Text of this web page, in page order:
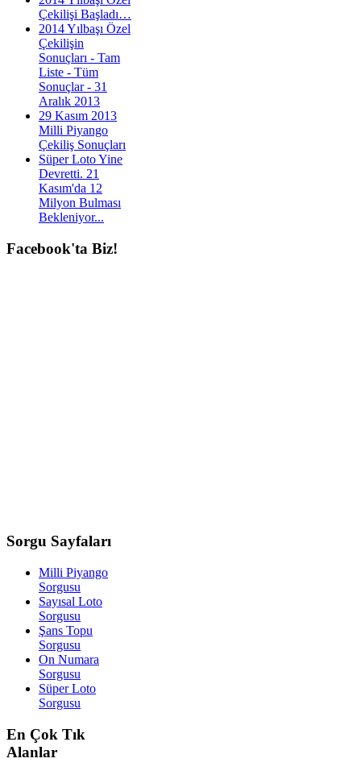
Çekilişi Başladı…
2014 Yılbaşı Özel
Çekilişin
Sonuçları - Tam
Liste - Tüm
Sonuçlar - 31
Aralık 2013
29 Kasım 2013
Milli Piyango
Çekiliş Sonuçları
Süper Loto Yine
Devretti. 21
Kasım'da 12
Milyon Bulması
Bekleniyor...
Facebook'ta Biz!
Sorgu Sayfaları
Milli Piyango
Sorgusu
Sayısal Loto
Sorgusu
Şans Topu
Sorgusu
On Numara
Sorgusu
Süper Loto
Sorgusu
En Çok Tık
Alanlar